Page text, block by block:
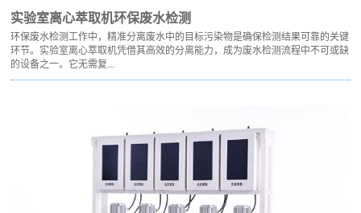
实验室离心萃取机环保废水检测
环保废水检测工作中，精准分离废水中的目标污染物是确保检测结果可靠的关键
环节。实验室离心萃取机凭借其高效的分离能力，成为废水检测流程中不可或缺
的设备之一。它无需复...